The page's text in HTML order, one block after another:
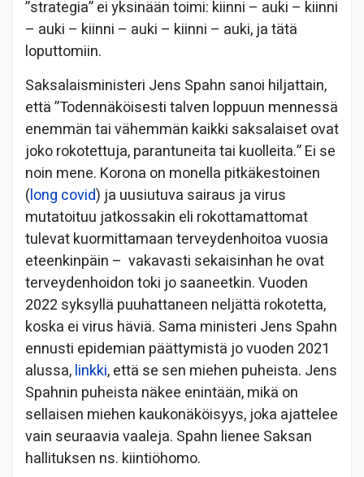
”strategia” ei yksinään toimi: kiinni – auki – kiinni
– auki – kiinni – auki – kiinni – auki, ja tätä
loputtomiin.
Saksalaisministeri Jens Spahn sanoi hiljattain,
että ”Todennäköisesti talven loppuun mennessä
enemmän tai vähemmän kaikki saksalaiset ovat
joko rokotettuja, parantuneita tai kuolleita.” Ei se
noin mene. Korona on monella pitkäkestoinen
(long covid) ja uusiutuva sairaus ja virus
mutatoituu jatkossakin eli rokottamattomat
tulevat kuormittamaan terveydenhoitoa vuosia
eteenkinpäin – vakavasti sekaisinhan he ovat
terveydenhoidon toki jo saaneetkin. Vuoden
2022 syksyllä puuhattaneen neljättä rokotetta,
koska ei virus häviä. Sama ministeri Jens Spahn
ennusti epidemian päättymistä jo vuoden 2021
alussa,linkki, että se sen miehen puheista. Jens
Spahnin puheista näkee enintään, mikä on
sellaisen miehen kaukonäköisyys, joka ajattelee
vain seuraavia vaaleja. Spahn lienee Saksan
hallituksen ns. kiintiöhomo.